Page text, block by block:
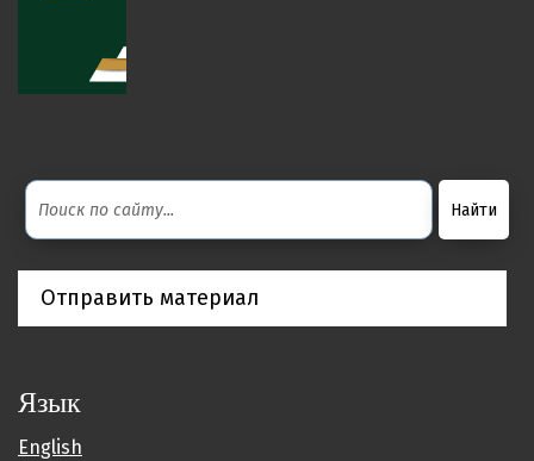
Отправить материал
Язык
English